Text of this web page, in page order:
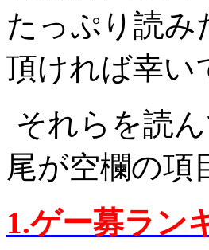
たっぷり読み
頂ければ幸い
それらを読
尾が空欄の項
1.ゲー募ラ